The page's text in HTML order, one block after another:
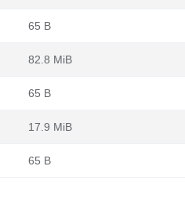
65 B
82.8 MiB
65 B
17.9 MiB
65 B